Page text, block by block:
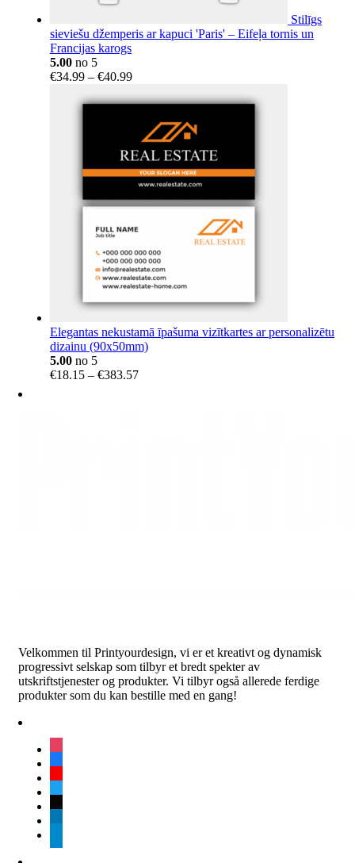
Stilīgs
sieviešu džemperis ar kapuci 'Paris' – Eifeļa tornis un
Francijas karogs
5.00 no 5
€34.99 – €40.99Price
€34.99
through
€40.99
Elegantas nekustamā īpašuma vizītkartes ar personalizētu
dizainu (90x50mm)
5.00 no 5
€18.15 – €383.57Price
Velkommen til Printyourdesign, vi er et kreativt og dynamisk
progressivt selskap som tilbyr et bredt spekter av
utskriftstjenester og produkter. Vi tilbyr også allerede ferdige
produkter som du kan bestille med en gang!